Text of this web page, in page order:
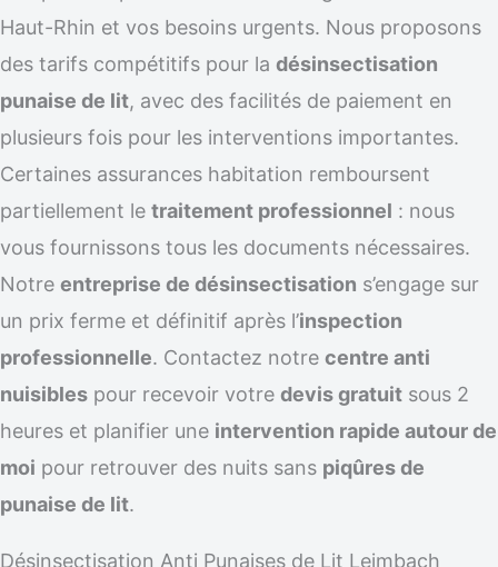
Haut-Rhin et vos besoins urgents. Nous proposons
des tarifs compétitifs pour la désinsectisation
punaise de lit, avec des facilités de paiement en
plusieurs fois pour les interventions importantes.
Certaines assurances habitation remboursent
partiellement le traitement professionnel : nous
vous fournissons tous les documents nécessaires.
Notre entreprise de désinsectisation s’engage sur
un prix ferme et définitif après l’inspection
professionnelle. Contactez notre centre anti
nuisibles pour recevoir votre devis gratuit sous 2
heures et planifier une intervention rapide autour de
moi pour retrouver des nuits sans piqûres de
punaise de lit.
Désinsectisation Anti Punaises de Lit Leimbach